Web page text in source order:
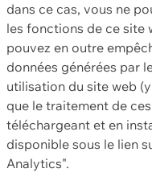
dans ce cas, vous ne
les fonctions de ce site
pouvez en outre
données générées par
utilisation du site web
que le traitement de
téléchargeant et en
disponible sous le lien
Analytics".